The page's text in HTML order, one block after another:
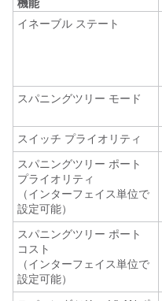
機能
イネーブル ステート
スパニングツリー モード
スイッチ プライオリティ
スパニングツリー ポート
プライオリティ
（インターフェイス単位で
設定可能）
スパニングツリー ポート
コスト
（インターフェイス単位で
設定可能）